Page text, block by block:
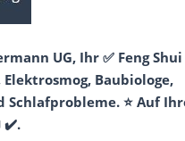
UG, Ihr ✅ Feng
Baubiologe,
Schlafprobleme. ⭐ Auf
✔️.